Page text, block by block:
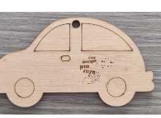
ΠΡΟΣΘΗΚΗ ΣΤΟ ΚΑΛΑΘΙ
ΛΕΠΤΟΜΕΡΕΙΕΣ